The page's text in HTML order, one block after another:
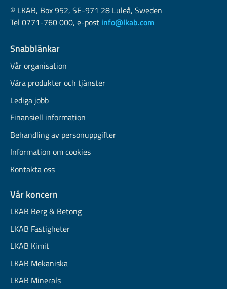
© LKAB, Box 952, SE-971 28 Luleå, Sweden
Tel 0771-760 000, e-post info@lkab.com
Snabblänkar
Vår organisation
Våra produkter och tjänster
Lediga jobb
Finansiell information
Behandling av personuppgifter
Information om cookies
Kontakta oss
Vår koncern
LKAB Berg & Betong
LKAB Fastigheter
LKAB Kimit
LKAB Mekaniska
LKAB Minerals